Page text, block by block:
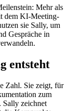
Mehr als
dem KI-Meeting-
sie Sally, um
Gespräche in
entsteht
Zahl. Sie zeigt, für
zum
Sally zeichnet